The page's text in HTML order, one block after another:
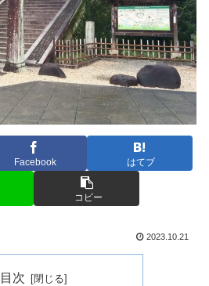
Facebook はてブ
コピー
2023.10.21
目次